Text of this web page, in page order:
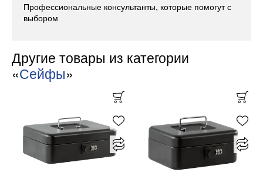
Профессиональные консультанты, которые помогут с
выбором
Другие товары из категории
«Сейфы»